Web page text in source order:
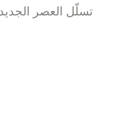
تسلّل العصر الجديد